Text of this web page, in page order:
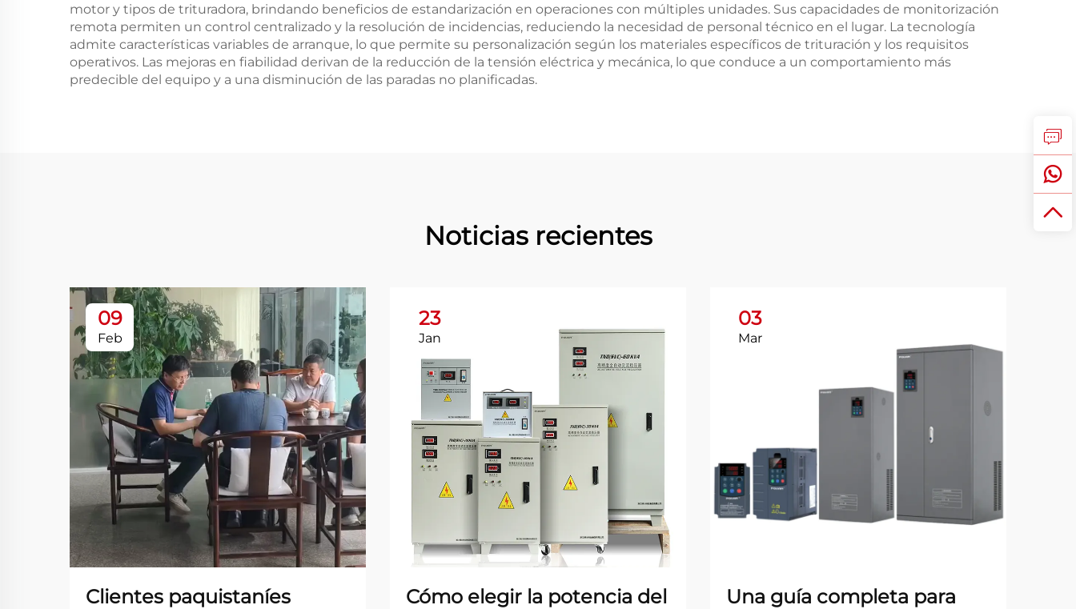
motor y tipos de trituradora, brindando beneficios de estandarización en operaciones con múltiples unidades. Sus capacidades de monitorización
remota permiten un control centralizado y la resolución de incidencias, reduciendo la necesidad de personal técnico en el lugar. La tecnología
admite características variables de arranque, lo que permite su personalización según los materiales específicos de trituración y los requisitos
operativos. Las mejoras en fiabilidad derivan de la reducción de la tensión eléctrica y mecánica, lo que conduce a un comportamiento más
predecible del equipo y a una disminución de las paradas no planificadas.
Noticias recientes
09
Feb
Clientes paquistaníes
23
Jan
Cómo elegir la potencia del
03
Mar
Una guía completa para